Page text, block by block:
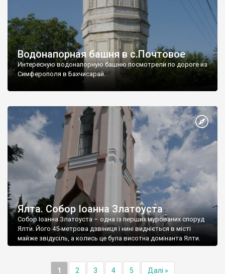
Водонапорная башня в с.Почтовое
Интересную водонапорную башню посмотрели по дороге из
Симферополя в Бахчисарай.
Ялта. Собор Іоанна Златоуста
Собор Іоанна Златоуста – одна із перших мурованих споруд
Ялти. Його 45-метрова дзвіниця і нині видніється в місті
майже звідусіль, а колись це була висотна домінанта Ялти.
1 2 3 4 5 Далі »